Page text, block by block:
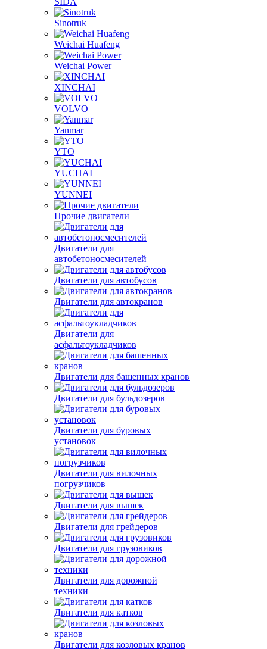
Sinotruk
Weichai Huafeng
Weichai Power
XINCHAI
VOLVO
Yanmar
YTO
YUCHAI
YUNNEI
Прочие двигатели
Двигатели для
автобетоносмесителей
Двигатели для автобусов
Двигатели для автокранов
Двигатели для
асфальтоукладчиков
Двигатели для башенных кранов
Двигатели для бульдозеров
Двигатели для буровых
установок
Двигатели для вилочных
погрузчиков
Двигатели для вышек
Двигатели для грейдеров
Двигатели для грузовиков
Двигатели для дорожной
техники
Двигатели для катков
Двигатели для козловых кранов